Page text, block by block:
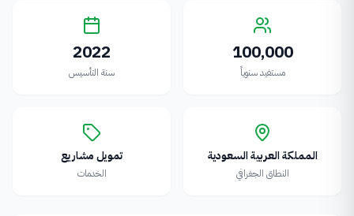
100,000
مستفيد سنوياً
2022
سنة التأسيس
المملكة العربية السعودية
النطاق الجغرافي
تمويل مشاريع
الخدمات